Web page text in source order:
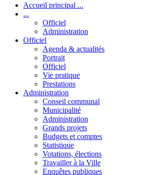
Accueil principal ...
...
Officiel
Administration
Officiel
Agenda & actualités
Portrait
Officiel
Vie pratique
Prestations
Administration
Conseil communal
Municipalité
Administration
Grands projets
Budgets et comptes
Statistique
Votations, élections
Travailler à la Ville
Enquêtes publiques